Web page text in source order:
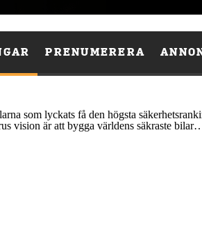
PRENUMERERA
som lyckats få den högsta
vision är att bygga världens säkraste